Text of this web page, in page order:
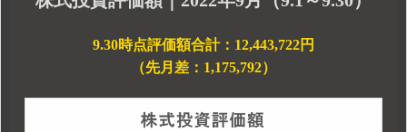
9.30時点評価額合計：12,443,722円
（先月差：1,175,792）